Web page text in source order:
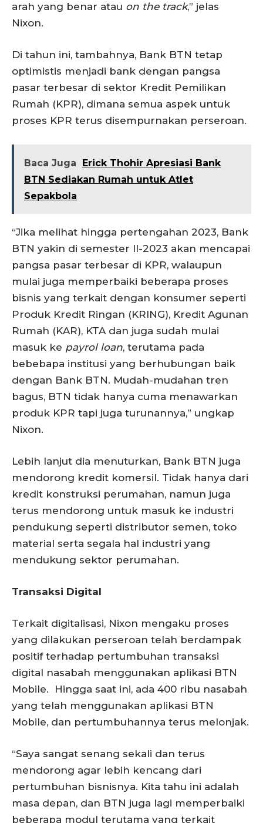
arah yang benar atau on the track,” jelas
Nixon.
Di tahun ini, tambahnya, Bank BTN tetap
optimistis menjadi bank dengan pangsa
pasar terbesar di sektor Kredit Pemilikan
Rumah (KPR), dimana semua aspek untuk
proses KPR terus disempurnakan perseroan.
Baca Juga
Erick Thohir Apresiasi Bank
BTN Sediakan Rumah untuk Atlet
Sepakbola
“Jika melihat hingga pertengahan 2023, Bank
BTN yakin di semester II-2023 akan mencapai
pangsa pasar terbesar di KPR, walaupun
mulai juga memperbaiki beberapa proses
bisnis yang terkait dengan konsumer seperti
Produk Kredit Ringan (KRING), Kredit Agunan
Rumah (KAR), KTA dan juga sudah mulai
masuk ke payrol loan, terutama pada
bebebapa institusi yang berhubungan baik
dengan Bank BTN. Mudah-mudahan tren
bagus, BTN tidak hanya cuma menawarkan
produk KPR tapi juga turunannya,” ungkap
Nixon.
Lebih lanjut dia menuturkan, Bank BTN juga
mendorong kredit komersil. Tidak hanya dari
kredit konstruksi perumahan, namun juga
terus mendorong untuk masuk ke industri
pendukung seperti distributor semen, toko
material serta segala hal industri yang
mendukung sektor perumahan.
Transaksi Digital
Terkait digitalisasi, Nixon mengaku proses
yang dilakukan perseroan telah berdampak
positif terhadap pertumbuhan transaksi
digital nasabah menggunakan aplikasi BTN
Mobile. Hingga saat ini, ada 400 ribu nasabah
yang telah menggunakan aplikasi BTN
Mobile, dan pertumbuhannya terus melonjak.
“Saya sangat senang sekali dan terus
mendorong agar lebih kencang dari
pertumbuhan bisnisnya. Kita tahu ini adalah
masa depan, dan BTN juga lagi memperbaiki
beberapa modul terutama yang terkait